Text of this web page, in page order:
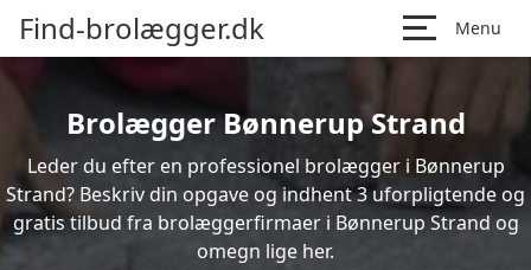
Find-brolægger.dk Menu
Brolægger Bønnerup Strand
Leder du efter en professionel brolægger i Bønnerup
Strand? Beskriv din opgave og indhent 3 uforpligtende og
gratis tilbud fra brolæggerfirmaer i Bønnerup Strand og
omegn lige her.